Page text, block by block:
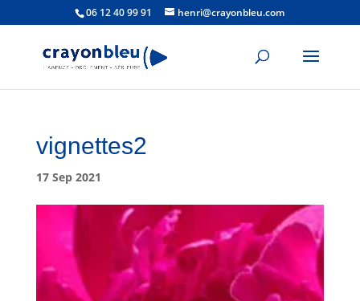
06 12 40 99 91 henri@crayonbleu.com
vignettes2
17 Sep 2021